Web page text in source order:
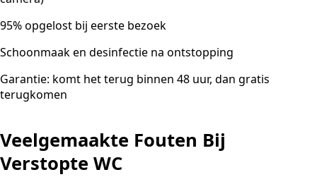
95% opgelost bij eerste bezoek
Schoonmaak en desinfectie na ontstopping
Garantie: komt het terug binnen 48 uur, dan gratis
terugkomen
Veelgemaakte Fouten Bij
Verstopte WC